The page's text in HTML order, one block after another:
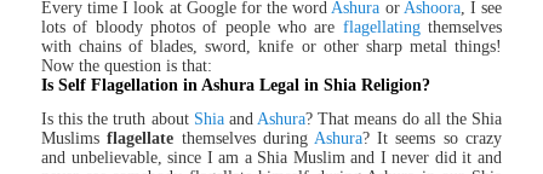
Every time I look at Google for the wordAshura or Ashoora, I see
lots of bloody photos of people who are flagellatingthemselves
with chains of blades, sword, knife or other sharp metal things!
Now the question is that:
Is Self Flagellation in Ashura Legal in Shia Religion?
Is this the truth about Shiaand Ashura? That means do all the Shia
Muslimsflagellate themselves during Ashura? It seems so crazy
and unbelievable, since I am a Shia Muslim and I never did it and